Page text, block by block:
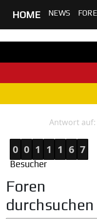
HOME NEWS
Antwort auf:
0 0 1 1 1 6 7
Besucher
Foren
durchsuchen